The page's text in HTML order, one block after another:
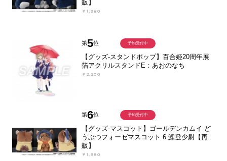
販】
￥1,980
第5位
【グッズ-スタンドポップ】百合姫20周年展
箔アクリルスタンドE：あおのなち
￥2,200
予約受付中
第6位
【グッズ-マスコット】ゴールデンカムイ ど
うぶつフォーゼマスコット 6.鯉登少尉【再
販】
￥1,980
予約受付中